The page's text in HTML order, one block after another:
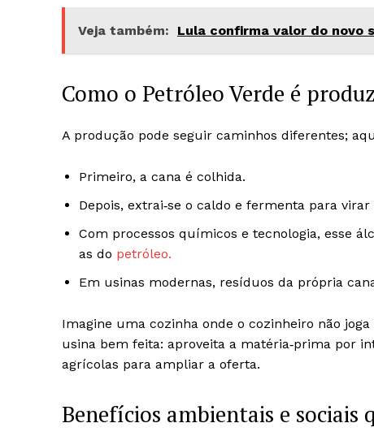
Veja também: Lula confirma valor do novo
Como o Petróleo Verde é
A produção pode seguir caminhos diferentes;
Primeiro, a cana é colhida.
Depois, extrai‑se o caldo e fermenta para virar
Com processos químicos e tecnologia, esse
as do petróleo.
Em usinas modernas, resíduos da própria
Imagine uma cozinha onde o cozinheiro não
usina bem feita: aproveita a matéria‑prima por
agrícolas para ampliar a oferta.
Benefícios ambientais e sociais